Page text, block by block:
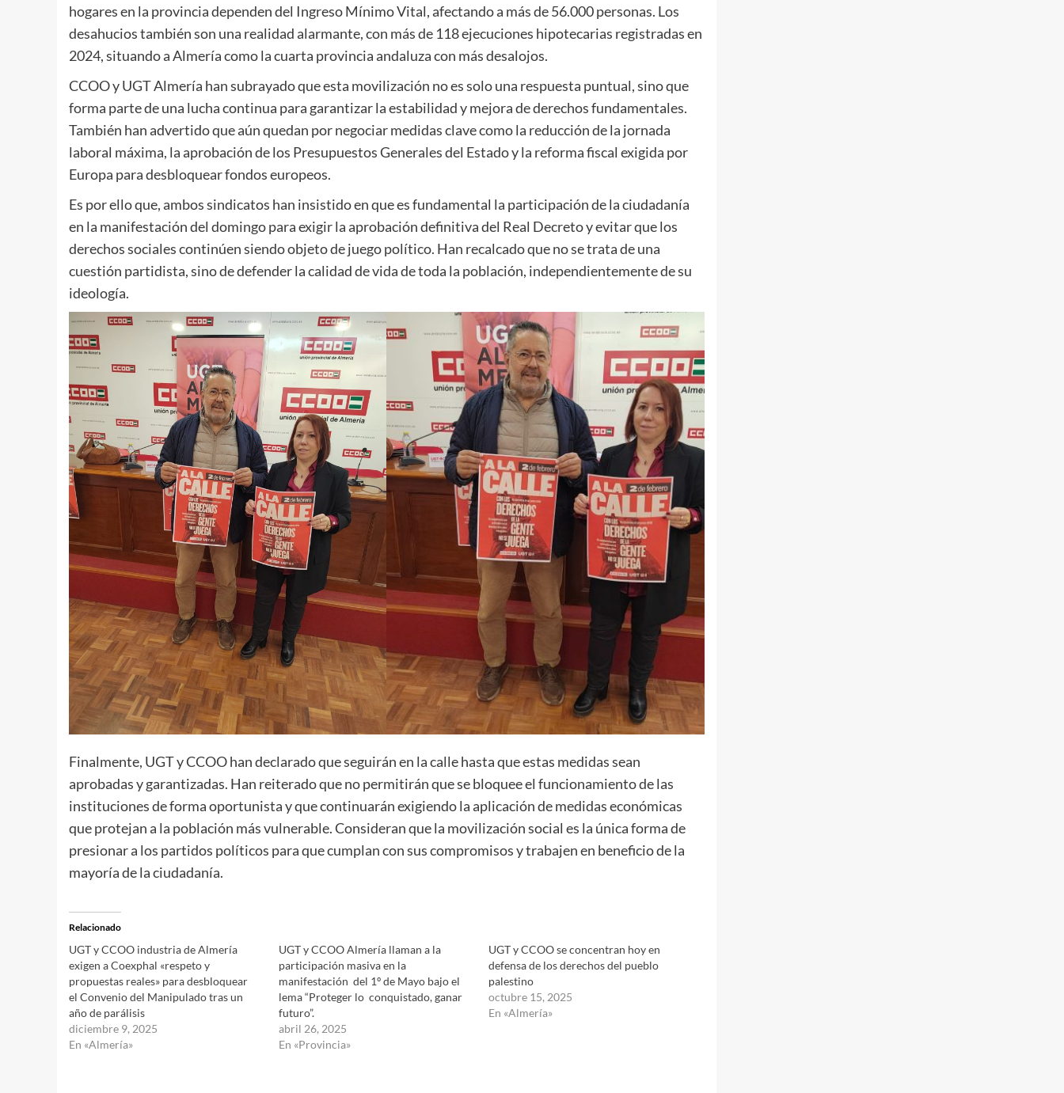
hogares en la provincia dependen del Ingreso Mínimo Vital, afectando a más de 56.000 personas. Los
desahucios también son una realidad alarmante, con más de 118 ejecuciones hipotecarias registradas en
2024, situando a Almería como la cuarta provincia andaluza con más desalojos.
CCOO y UGT Almería han subrayado que esta movilización no es solo una respuesta puntual, sino que
forma parte de una lucha continua para garantizar la estabilidad y mejora de derechos fundamentales.
También han advertido que aún quedan por negociar medidas clave como la reducción de la jornada
laboral máxima, la aprobación de los Presupuestos Generales del Estado y la reforma fiscal exigida por
Europa para desbloquear fondos europeos.
Es por ello que, ambos sindicatos han insistido en que es fundamental la participación de la ciudadanía
en la manifestación del domingo para exigir la aprobación definitiva del Real Decreto y evitar que los
derechos sociales continúen siendo objeto de juego político. Han recalcado que no se trata de una
cuestión partidista, sino de defender la calidad de vida de toda la población, independientemente de su
ideología.
Finalmente, UGT y CCOO han declarado que seguirán en la calle hasta que estas medidas sean
aprobadas y garantizadas. Han reiterado que no permitirán que se bloquee el funcionamiento de las
instituciones de forma oportunista y que continuarán exigiendo la aplicación de medidas económicas
que protejan a la población más vulnerable. Consideran que la movilización social es la única forma de
presionar a los partidos políticos para que cumplan con sus compromisos y trabajen en beneficio de la
mayoría de la ciudadanía.
Relacionado
UGT y CCOO industria de Almería
exigen a Coexphal «respeto y
propuestas reales» para desbloquear
el Convenio del Manipulado tras un
año de parálisis
diciembre 9, 2025
En «Almería»
UGT y CCOO Almería llaman a la
participación masiva en la
manifestación del 1º de Mayo bajo el
lema “Proteger lo conquistado, ganar
futuro”.
abril 26, 2025
En «Provincia»
UGT y CCOO se concentran hoy en
defensa de los derechos del pueblo
palestino
octubre 15, 2025
En «Almería»